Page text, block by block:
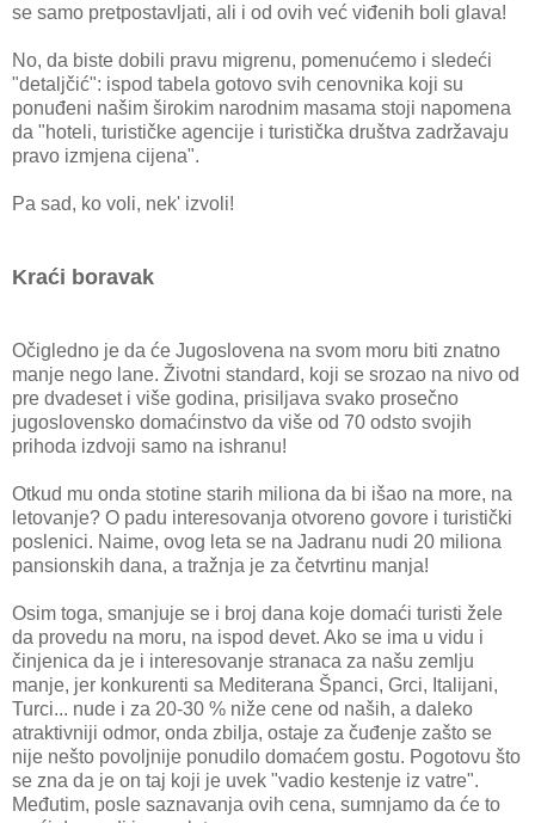
se samo pretpostavljati, ali i od ovih već viđenih boli glava!
No, da biste dobili pravu migrenu, pomenućemo i sledeći
"detaljčić": ispod tabela gotovo svih cenovnika koji su
ponuđeni našim širokim narodnim masama stoji napomena
da "hoteli, turističke agencije i turistička društva zadržavaju
pravo izmjena cijena".
Pa sad, ko voli, nek' izvoli!
Kraći boravak
Očigledno je da će Jugoslovena na svom moru biti znatno
manje nego lane. Životni standard, koji se srozao na nivo od
pre dvadeset i više godina, prisiljava svako prosečno
jugoslovensko domaćinstvo da više od 70 odsto svojih
prihoda izdvoji samo na ishranu!
Otkud mu onda stotine starih miliona da bi išao na more, na
letovanje? O padu interesovanja otvoreno govore i turistički
poslenici. Naime, ovog leta se na Jadranu nudi 20 miliona
pansionskih dana, a tražnja je za četvrtinu manja!
Osim toga, smanjuje se i broj dana koje domaći turisti žele
da provedu na moru, na ispod devet. Ako se ima u vidu i
činjenica da je i interesovanje stranaca za našu zemlju
manje, jer konkurenti sa Mediterana Španci, Grci, Italijani,
Turci... nude i za 20-30 % niže cene od naših, a daleko
atraktivniji odmor, onda zbilja, ostaje za čuđenje zašto se
nije nešto povoljnije ponudilo domaćem gostu. Pogotovu što
se zna da je on taj koji je uvek "vadio kestenje iz vatre".
Međutim, posle saznavanja ovih cena, sumnjamo da će to